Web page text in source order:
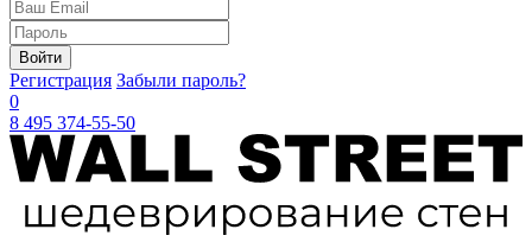
Войти
Регистрация Забыли пароль?
0
8 495 374-55-50